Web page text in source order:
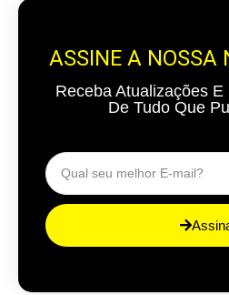
ASSINE A NOSSA
Receba Atualizações
De Tudo Que